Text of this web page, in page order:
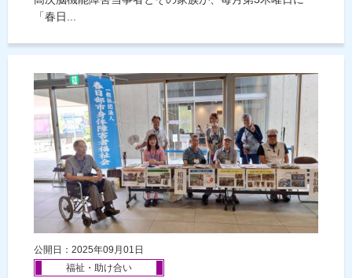
「春日...
公開日：2025年09月01日
福祉・助け合い